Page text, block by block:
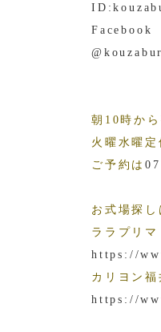
Facebook
朝10時か
火曜水曜定
ご予約は
お式場探
ララプリマ
https://
カリヨン福
https://